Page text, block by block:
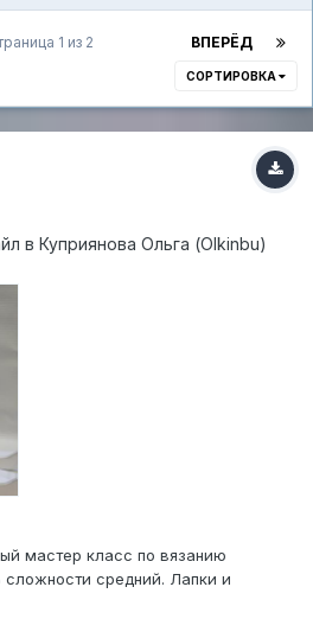
ВПЕРЁД
1 из 2
СОРТИРОВКА
в Куприянова Ольга (Olkinbu)
мастер класс по вязанию
сложности средний. Лапки и
около 20см., при условии